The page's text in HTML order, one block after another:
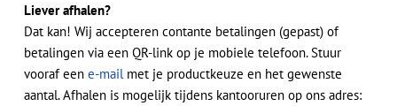
Liever afhalen?
Dat kan! Wij accepteren contante betalingen (gepast) of
betalingen via een QR-link op je mobiele telefoon. Stuur
vooraf een e-mail met je productkeuze en het gewenste
aantal. Afhalen is mogelijk tijdens kantooruren op ons adres: